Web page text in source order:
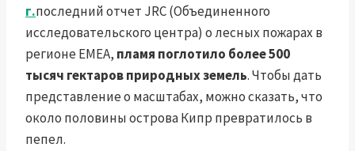
г.последний отчет JRC (Объединенного
исследовательского центра) о лесных пожарах в
регионе EMEA, пламя поглотило более 500
тысяч гектаров природных земель. Чтобы дать
представление о масштабах, можно сказать, что
около половины острова Кипр превратилось в
пепел.